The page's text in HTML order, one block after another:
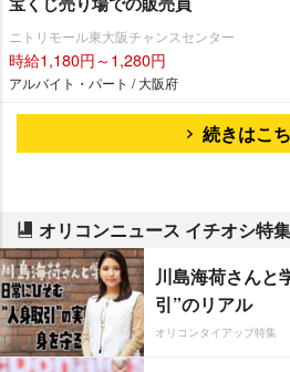
ニトリモール東大阪チャンスセンター
時給1,180円～1,280円
アルバイト・パート / 大阪府
続きはこ
オリコンニュース イチオシ特集
川島海荷さんと
引”のリアル
オリコンタイアップ特集